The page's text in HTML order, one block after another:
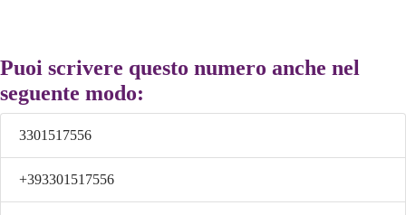
Puoi scrivere questo numero anche nel
seguente modo:
3301517556
+393301517556